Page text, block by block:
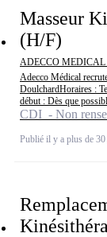
Masseur
(H/F)
ADECCO
Adecco Médical
DoulchardHoraires :
début : Dès que
CDI - Non
Publié il y a plus de